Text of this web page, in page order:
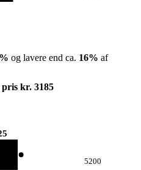
% og lavere end ca. 16% af
kr. 3185
5200